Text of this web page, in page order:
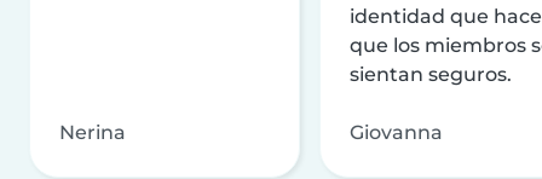
Nerina
identidad que
que los miembros
sientan seguros.
Giovanna